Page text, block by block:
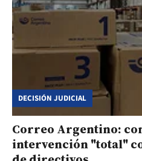
DECISIÓN JUDICIAL
Correo Argentino:
intervención "total"